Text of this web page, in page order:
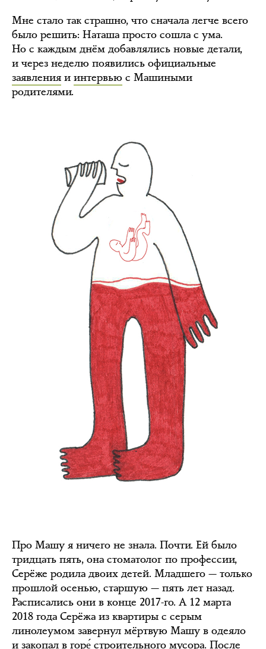
Мне стало так страшно, что сначала легче всего
было решить: Наташа просто сошла с ума.
Но с каждым днём добавлялись новые детали,
и через неделю появились официальные
заявления и интервью с Машиными
родителями.
Про Машу я ничего не знала. Почти. Ей было
тридцать пять, она стоматолог по профессии,
Серёже родила двоих детей. Младшего — только
прошлой осенью, старшую — пять лет назад.
Расписались они в конце 2017-го. А 12 марта
2018 года Серёжа из квартиры с серым
линолеумом завернул мёртвую Машу в одеяло
и закопал в горе́ строительного мусора. После